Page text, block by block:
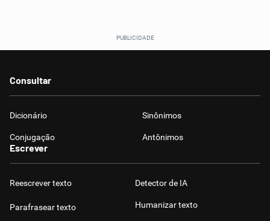
Consultar
Dicionário Sinônimos
Conjugação Antônimos
Escrever
Reescrever texto
Parafrasear texto
Detector de IA
Humanizar texto